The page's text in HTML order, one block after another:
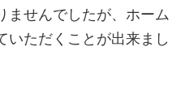
ませんでしたが、ホーム
いただくことが出来まし